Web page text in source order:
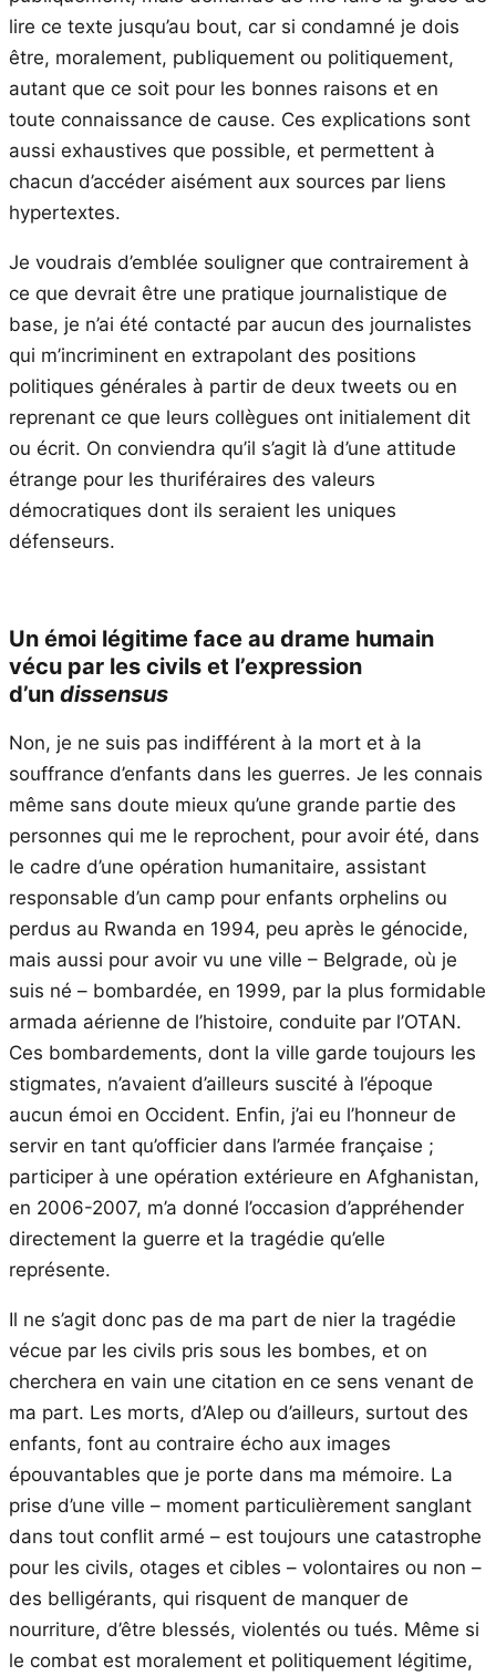
lire ce texte jusqu’au bout, car si condamné je dois
être, moralement, publiquement ou politiquement,
autant que ce soit pour les bonnes raisons et en
toute connaissance de cause. Ces explications sont
aussi exhaustives que possible, et permettent à
chacun d’accéder aisément aux sources par liens
hypertextes.
Je voudrais d’emblée souligner que contrairement à
ce que devrait être une pratique journalistique de
base, je n’ai été contacté par aucun des journalistes
qui m’incriminent en extrapolant des positions
politiques générales à partir de deux tweets ou en
reprenant ce que leurs collègues ont initialement dit
ou écrit. On conviendra qu’il s’agit là d’une attitude
étrange pour les thuriféraires des valeurs
démocratiques dont ils seraient les uniques
défenseurs.
Un émoi légitime face au drame humain
vécu par les civils et l’expression
d’un dissensus
Non, je ne suis pas indifférent à la mort et à la
souffrance d’enfants dans les guerres. Je les connais
même sans doute mieux qu’une grande partie des
personnes qui me le reprochent, pour avoir été, dans
le cadre d’une opération humanitaire, assistant
responsable d’un camp pour enfants orphelins ou
perdus au Rwanda en 1994, peu après le génocide,
mais aussi pour avoir vu une ville – Belgrade, où je
suis né – bombardée, en 1999, par la plus formidable
armada aérienne de l’histoire, conduite par l’OTAN.
Ces bombardements, dont la ville garde toujours les
stigmates, n’avaient d’ailleurs suscité à l’époque
aucun émoi en Occident. Enfin, j’ai eu l’honneur de
servir en tant qu’officier dans l’armée française ;
participer à une opération extérieure en Afghanistan,
en 2006-2007, m’a donné l’occasion d’appréhender
directement la guerre et la tragédie qu’elle
représente.
Il ne s’agit donc pas de ma part de nier la tragédie
vécue par les civils pris sous les bombes, et on
cherchera en vain une citation en ce sens venant de
ma part. Les morts, d’Alep ou d’ailleurs, surtout des
enfants, font au contraire écho aux images
épouvantables que je porte dans ma mémoire. La
prise d’une ville – moment particulièrement sanglant
dans tout conflit armé – est toujours une catastrophe
pour les civils, otages et cibles – volontaires ou non –
des belligérants, qui risquent de manquer de
nourriture, d’être blessés, violentés ou tués. Même si
le combat est moralement et politiquement légitime,